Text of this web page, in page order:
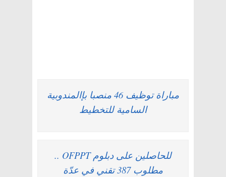
مباراة توظيف 46 منصبا بإالمندوبية
السامية للتخطيط
للحاصلين على دبلوم OFPPT ..
مطلوب 387 تقني في عدّة